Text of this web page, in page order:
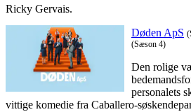
Ricky Gervais.
Døden ApS
(Sæson 4)
Den rolige
personalets
vittige komedie fra Caballero-